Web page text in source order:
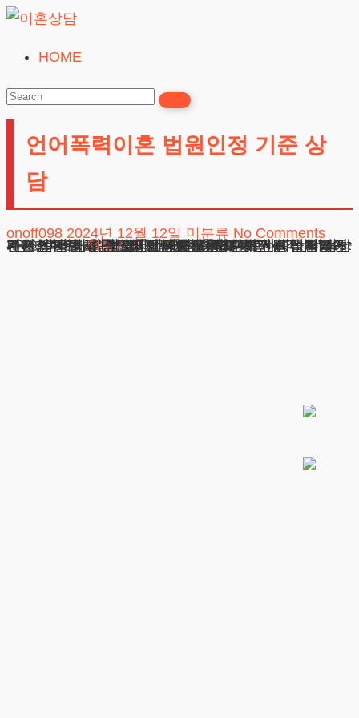
Skip
content
혼
상
HOME
언어폭력이혼 법원인정 기준 상
담
onoff098 2024년 12월 12일 미분류 No Comments
언어폭력이혼 법원인정 기준 상담 배우자의 심리적 가해행위로 고통받고 계신 분들을 위해 정신적 학대에 관한 법적 해결방안을 안내해드리고자 합니다. 부부관계에서 발생하는 심리적 공격은 눈에 보이는 상처를 남기지 않지만, 피해자의 정신건강과 인격권을 심각하게 훼손합니다. 매년 늘어나는 정신적 피해 사례들을 접하면서, 이러한더보기
상호 : 법무법인 테헤란
사업자 : 589-86-01340
대표자 : 이수학
주소 : 서울시 강남구 테헤란로 420, KT선릉타워West 9층
광고책임변호사 : 이수학